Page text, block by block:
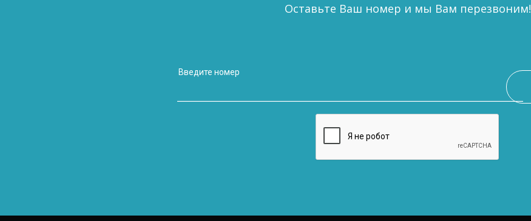
Оставьте Ваш номер и мы Вам перезвоним!